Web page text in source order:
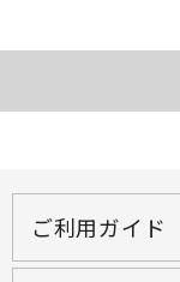
ご利用ガイド